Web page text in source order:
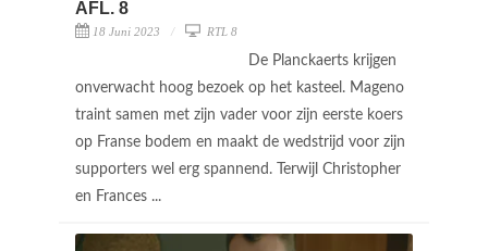
AFL. 8
18 Juni 2023 RTL 8
De Planckaerts krijgen
onverwacht hoog bezoek op het kasteel. Mageno
traint samen met zijn vader voor zijn eerste koers
op Franse bodem en maakt de wedstrijd voor zijn
supporters wel erg spannend. Terwijl Christopher
en Frances ...